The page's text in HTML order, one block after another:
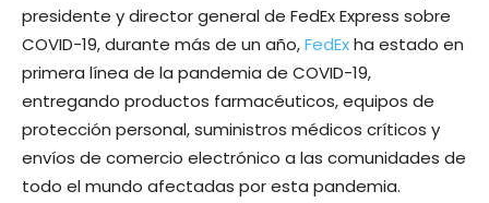
presidente y director general de FedEx Express sobre
COVID-19, durante más de un año,FedExha estado en
primera línea de la pandemia de COVID-19,
entregando productos farmacéuticos, equipos de
protección personal, suministros médicos críticos y
envíos de comercio electrónico a las comunidades de
todo el mundo afectadas por esta pandemia.